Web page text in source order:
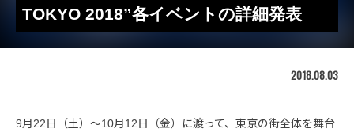
TOKYO 2018”各イベントの詳細発表
2018.08.03
9月22日（土）〜10月12日（金）に渡って、東京の街全体を舞台